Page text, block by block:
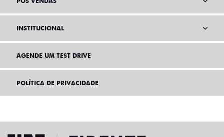
INSTITUCIONAL
AGENDE UM TEST DRIVE
POLÍTICA DE PRIVACIDADE